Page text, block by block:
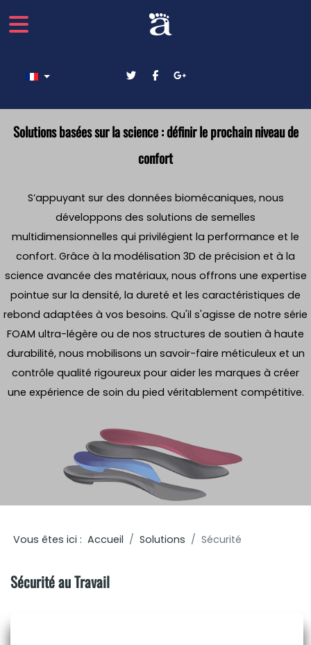
Sélectionnez votre langue
Solutions basées sur la science : définir le prochain niveau de
confort
S’appuyant sur des données biomécaniques, nous
développons des solutions de semelles
multidimensionnelles qui privilégient la performance et le
confort. Grâce à la modélisation 3D de précision et à la
science avancée des matériaux, nous offrons une expertise
pointue sur la densité, la dureté et les caractéristiques de
rebond adaptées à vos besoins. Qu'il s'agisse de notre série
FOAM ultra-légère ou de nos structures de soutien à haute
durabilité, nous mobilisons un savoir-faire méticuleux et un
contrôle qualité rigoureux pour aider les marques à créer
une expérience de soin du pied véritablement compétitive.
Vous êtes ici :Accueil Solutions Sécurité
Sécurité au Travail